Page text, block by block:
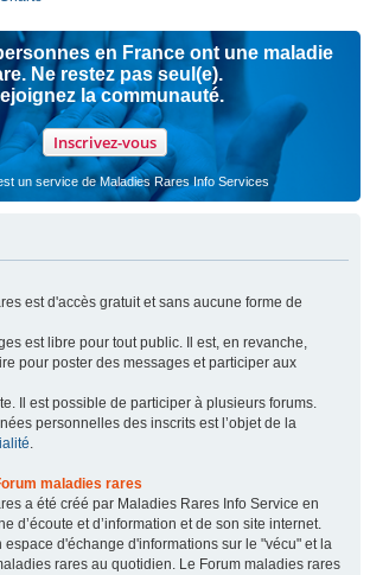
en France ont une maladie
Ne restez pas seul(e).
la communauté.
Inscrivez-vous
un service de Maladies Rares Info Services
est d'accès gratuit et sans aucune forme de
est libre pour tout public. Il est, en revanche,
pour poster des messages et participer aux
Il est possible de participer à plusieurs forums.
personnelles des inscrits est l’objet de la
.
maladies rares
a été créé par Maladies Rares Info Service en
d’écoute et d’information et de son site internet.
espace d'échange d'informations sur le "vécu" et la
rares au quotidien. Le Forum maladies rares